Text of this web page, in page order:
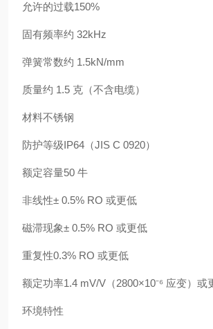
允许的过载150%
固有频率约 32kHz
弹簧常数约 1.5kN/mm
质量约 1.5 克（不含电缆）
材料不锈钢
防护等级IP64（JIS C 0920）
额定容量50 牛
非线性± 0.5% RO 或更低
磁滞现象± 0.5% RO 或更低
重复性0.3% RO 或更低
额定功率1.4 mV/V（2800×10⁻⁶ 应变）或
环境特性